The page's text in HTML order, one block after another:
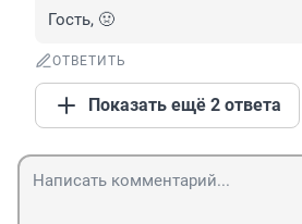
Гость, 🤢
ОТВЕТИТЬ
Показать ещё 2 ответа